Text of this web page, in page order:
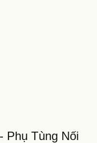
Phụ Tùng Nối